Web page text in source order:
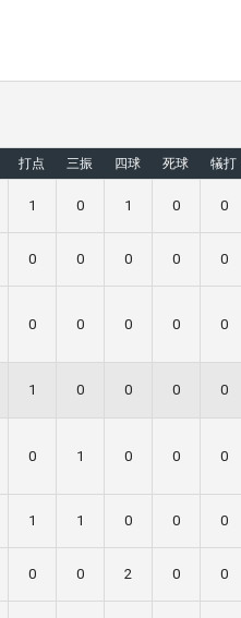
打点 三振 四球 死球 犠打
1 0 1 0 0
0 0 0 0 0
0 0 0 0 0
1 0 0 0 0
0 1 0 0 0
1 1 0 0 0
0 0 2 0 0